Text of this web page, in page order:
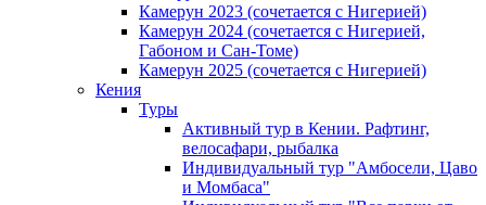
Камерун 2023 (сочетается с Нигерией)
Камерун 2024 (сочетается с Нигерией,
Габоном и Сан-Томе)
Камерун 2025 (сочетается с Нигерией)
Кения
Туры
Активный тур в Кении. Рафтинг,
велосафари, рыбалка
Индивидуальный тур "Амбосели, Цаво
и Момбаса"